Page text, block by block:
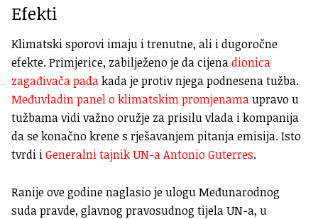
Efekti
Klimatski sporovi imaju i trenutne, ali i dugoročne
efekte. Primjerice, zabilježeno je da cijenadionica
zagađivača padakada je protiv njega podnesena tužba.
Međuvladin panel o klimatskim promjenamaupravo u
tužbama vidi važno oružje za prisilu vlada i kompanija
da se konačno krene s rješavanjem pitanja emisija. Isto
tvrdi iGeneralni tajnik UN-a Antonio Guterres.
Ranije ove godine naglasio je ulogu Međunarodnog
suda pravde, glavnog pravosudnog tijela UN-a, u